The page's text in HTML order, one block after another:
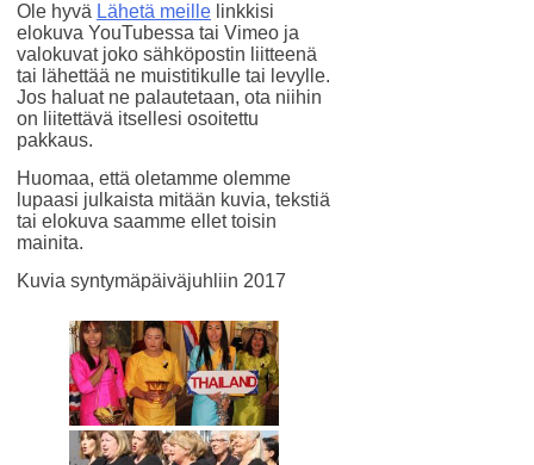
Ole hyvä Lähetä meille linkkisi
elokuva YouTubessa tai Vimeo ja
valokuvat joko sähköpostin liitteenä
tai lähettää ne muistitikulle tai levylle.
Jos haluat ne palautetaan, ota niihin
on liitettävä itsellesi osoitettu
pakkaus.
Huomaa, että oletamme olemme
lupaasi julkaista mitään kuvia, tekstiä
tai elokuva saamme ellet toisin
mainita.
Kuvia syntymäpäiväjuhliin 2017